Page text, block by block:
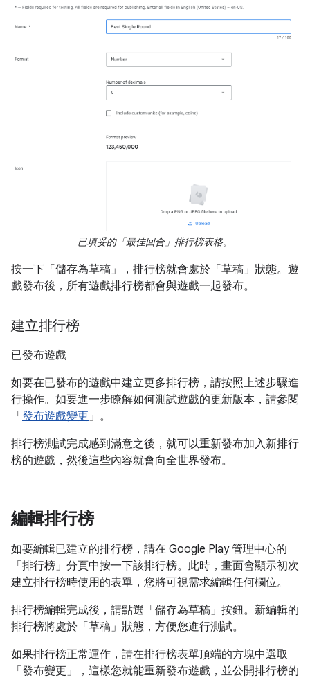
已填妥的「最佳回合」排行榜表格。
按一下「儲存為草稿」
，排行榜就會處於「草稿」狀態。遊
戲發布後，所有遊戲排行榜都會與遊戲一起發布。
建立排行榜
已發布遊戲
如要在已發布的遊戲中建立更多排行榜，請按照上述步驟進
行操作。如要進一步瞭解如何測試遊戲的更新版本，請參閱
「發布遊戲變更 」。
排行榜測試完成感到滿意之後，就可以重新發布加入新排行
榜的遊戲，然後這些內容就會向全世界發布。
編輯排行榜
如要編輯已建立的排行榜，請在 Google Play 管理中心的
「排行榜」 分頁中按一下該排行榜。此時，畫面會顯示初次
建立排行榜時使用的表單，您將可視需求編輯任何欄位。
排行榜編輯完成後，請點選「儲存為草稿」 按鈕。新編輯的
排行榜將處於「草稿」狀態，方便您進行測試。
如果排行榜正常運作，請在排行榜表單頂端的方塊中選取
「發布變更」
，這樣您就能重新發布遊戲，並公開排行榜的